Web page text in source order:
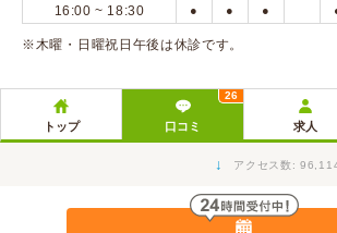
16:00 ~ 18:30 ● ● ●
※木曜・日曜祝日午後は休診です。
トップ 口コミ
26
求人
↓ アクセス数: